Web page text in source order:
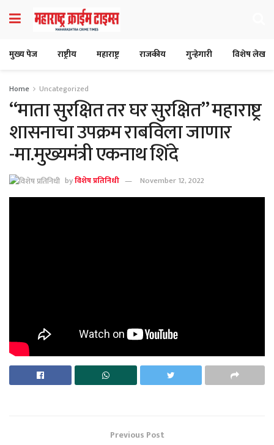
मुख्य पेज राष्ट्रीय महाराष्ट्र राजकीय गुन्हेगारी विशेष लेख
Home Uncategorized
“माता सुरक्षित तर घर सुरक्षित” महाराष्ट्र
शासनाचा उपक्रम राबविला जाणार
-मा.मुख्यमंत्री एकनाथ शिंदे
byविशेष प्रतिनिधी November 12, 2022
Previous Post